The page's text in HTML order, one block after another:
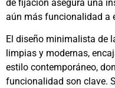
de fijación asegura una
aún más funcionalidad a
El diseño minimalista de
limpias y modernas,
estilo contemporáneo,
funcionalidad son clave.